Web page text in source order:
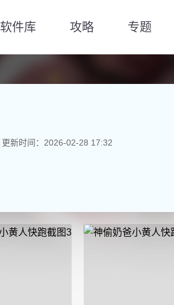
软件库 攻略 专题
更新时间：2026-02-28 17:32